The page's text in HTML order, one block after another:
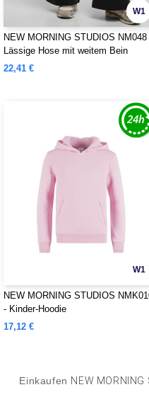
W1
NEW MORNING STUDIOS NM048
Lässige Hose mit weitem Bein
22,41 €
W1
NEW MORNING STUDIOS
- Kinder-Hoodie
17,12 €
Einkaufen NEW MORNING